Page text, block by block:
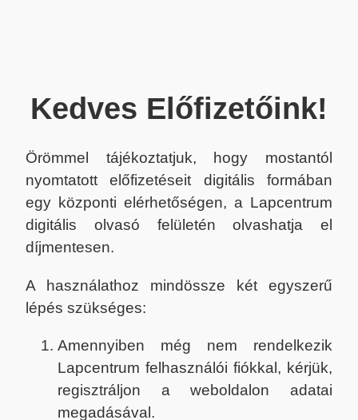
Kedves Előfizetőink!
Örömmel tájékoztatjuk, hogy mostantól
nyomtatott előfizetéseit digitális formában
egy központi elérhetőségen, a Lapcentrum
digitális olvasó felületén olvashatja el
díjmentesen.
A használathoz mindössze két egyszerű
lépés szükséges:
Amennyiben még nem rendelkezik
Lapcentrum felhasználói fiókkal, kérjük,
regisztráljon a weboldalon adatai
megadásával.